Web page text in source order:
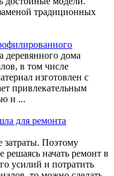
традиционных
деревянного дома
в том числе
изготовлен с
привлекательным
и ...
для ремонта
затраты. Поэтому
решаясь начать ремонт в
усилий и потратить